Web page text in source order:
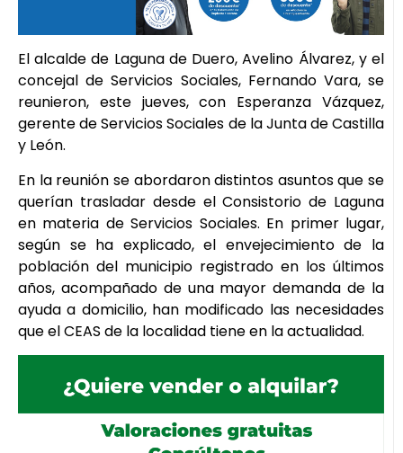
El alcalde de Laguna de Duero, Avelino Álvarez, y el
concejal de Servicios Sociales, Fernando Vara, se
reunieron, este jueves, con Esperanza Vázquez,
gerente de Servicios Sociales de la Junta de Castilla
y León.
En la reunión se abordaron distintos asuntos que se
querían trasladar desde el Consistorio de Laguna
en materia de Servicios Sociales. En primer lugar,
según se ha explicado, el envejecimiento de la
población del municipio registrado en los últimos
años, acompañado de una mayor demanda de la
ayuda a domicilio, han modificado las necesidades
que el CEAS de la localidad tiene en la actualidad.